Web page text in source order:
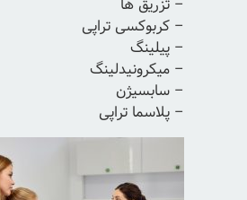
– تزریق ها
– کربوکسی تراپی
– پیلینگ
– میکرونیدلینگ
– سابسیژن
– پلاسما تراپی